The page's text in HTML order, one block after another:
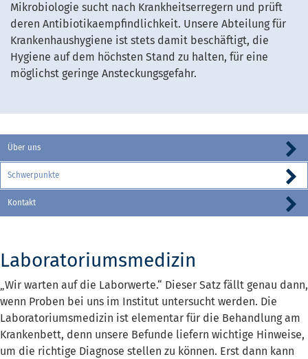
Mikrobiologie sucht nach Krankheitserregern und prüft
deren Antibiotikaempfindlichkeit. Unsere Abteilung für
Krankenhaushygiene ist stets damit beschäftigt, die
Hygiene auf dem höchsten Stand zu halten, für eine
möglichst geringe Ansteckungsgefahr.
Über uns
Schwerpunkte
Kontakt
Laboratoriumsmedizin
„Wir warten auf die Laborwerte.“ Dieser Satz fällt genau dann,
wenn Proben bei uns im Institut untersucht werden. Die
Laboratoriumsmedizin ist elementar für die Behandlung am
Krankenbett, denn unsere Befunde liefern wichtige Hinweise,
um die richtige Diagnose stellen zu können. Erst dann kann